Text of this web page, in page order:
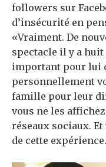
followers sur
d’insécurité en
«Vraiment. De
spectacle il y a
important pour lui
personnellement
famille pour leur
vous ne les
réseaux sociaux.
de cette expérience.